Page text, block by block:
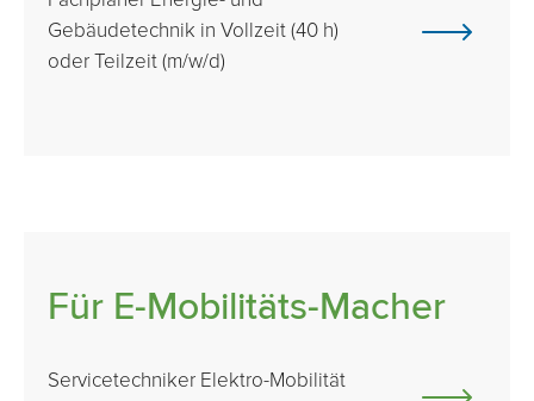
Gebäudetechnik in Vollzeit (40 h)
oder Teilzeit (m/w/d)
Für E-Mobilitäts-Macher
Servicetechniker Elektro-Mobilität